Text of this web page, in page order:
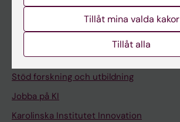
Medarbetarportalen
Universitetsbiblioteket
Stöd forskning och utbildning
Jobba på KI
Karolinska Institutet Innovation
Tillåt mina valda kakor
Tillåt alla